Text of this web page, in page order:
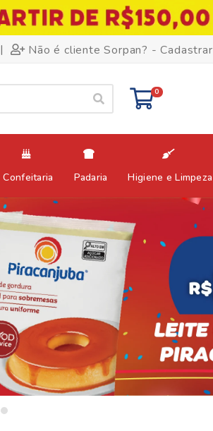
| Não é cliente Sorpan? - Cadastrar
0
Confeitaria Padaria Higiene e Limpeza